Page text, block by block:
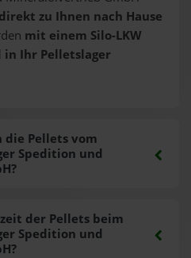
direkt zu Ihnen nach Hause
mit einem Silo-LKW
Ihr Pelletslager
Pellets vom
Spedition und
der Pellets beim
Spedition und